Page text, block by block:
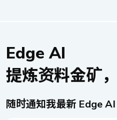
PoE 后，发生了革命性的变
导入，使得通行费的收费
强了对拒缴过路费的车辆
达 16GB 的 RAM，确保在
的效能。其在 -5°C 至 50°C
够适应各种气候条件。
不仅止于其处理器。它支
知访客。其 M.2 和 mPCIe
Edge AI
提炼资料金矿
随时通知我最新 Edge